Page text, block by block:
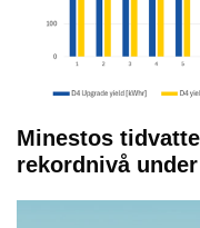
Minestos
rekordnivå